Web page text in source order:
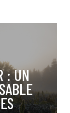
: UN